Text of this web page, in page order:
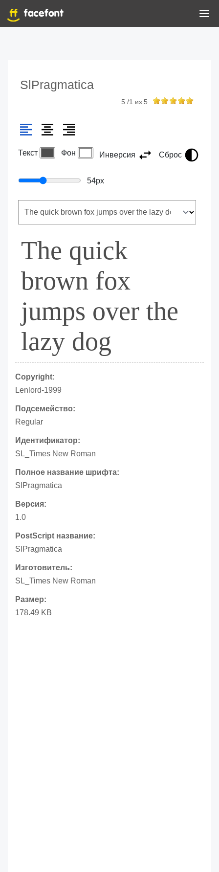
SlPragmatica
5 /1 из 5
Текст Фон Инверсия Сброс
54px
The quick
brown fox
jumps over the
lazy dog
Copyright:
Lenlord-1999
Подсемейство:
Regular
Идентификатор:
SL_Times New Roman
Полное название шрифта:
SlPragmatica
Версия:
1.0
PostScript название:
SlPragmatica
Изготовитель:
SL_Times New Roman
Размер:
178.49 KB